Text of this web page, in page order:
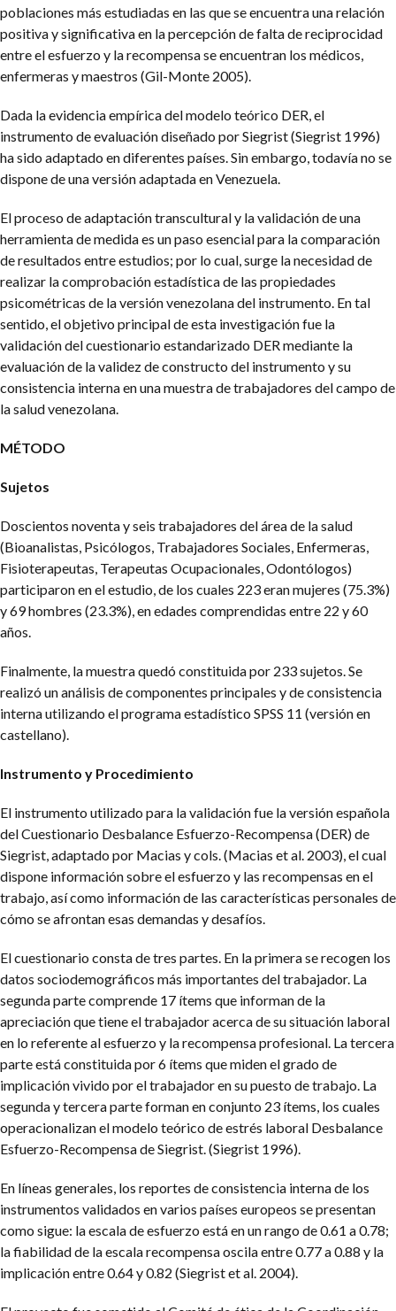
poblaciones más estudiadas en las que se encuentra una relación
positiva y significativa en la percepción de falta de reciprocidad
entre el esfuerzo y la recompensa se encuentran los médicos,
enfermeras y maestros (Gil-Monte 2005).
Dada la evidencia empírica del modelo teórico DER, el
instrumento de evaluación diseñado por Siegrist (Siegrist 1996)
ha sido adaptado en diferentes países. Sin embargo, todavía no se
dispone de una versión adaptada en Venezuela.
El proceso de adaptación transcultural y la validación de una
herramienta de medida es un paso esencial para la comparación
de resultados entre estudios; por lo cual, surge la necesidad de
realizar la comprobación estadística de las propiedades
psicométricas de la versión venezolana del instrumento. En tal
sentido, el objetivo principal de esta investigación fue la
validación del cuestionario estandarizado DER mediante la
evaluación de la validez de constructo del instrumento y su
consistencia interna en una muestra de trabajadores del campo de
la salud venezolana.
MÉTODO
Sujetos
Doscientos noventa y seis trabajadores del área de la salud
(Bioanalistas, Psicólogos, Trabajadores Sociales, Enfermeras,
Fisioterapeutas, Terapeutas Ocupacionales, Odontólogos)
participaron en el estudio, de los cuales 223 eran mujeres (75.3%)
y 69 hombres (23.3%), en edades comprendidas entre 22 y 60
años.
Finalmente, la muestra quedó constituida por 233 sujetos. Se
realizó un análisis de componentes principales y de consistencia
interna utilizando el programa estadístico SPSS 11 (versión en
castellano).
Instrumento y Procedimiento
El instrumento utilizado para la validación fue la versión española
del Cuestionario Desbalance Esfuerzo-Recompensa (DER) de
Siegrist, adaptado por Macias y cols. (Macias et al. 2003), el cual
dispone información sobre el esfuerzo y las recompensas en el
trabajo, así como información de las características personales de
cómo se afrontan esas demandas y desafíos.
El cuestionario consta de tres partes. En la primera se recogen los
datos sociodemográficos más importantes del trabajador. La
segunda parte comprende 17 ítems que informan de la
apreciación que tiene el trabajador acerca de su situación laboral
en lo referente al esfuerzo y la recompensa profesional. La tercera
parte está constituida por 6 ítems que miden el grado de
implicación vivido por el trabajador en su puesto de trabajo. La
segunda y tercera parte forman en conjunto 23 ítems, los cuales
operacionalizan el modelo teórico de estrés laboral Desbalance
Esfuerzo-Recompensa de Siegrist. (Siegrist 1996).
En líneas generales, los reportes de consistencia interna de los
instrumentos validados en varios países europeos se presentan
como sigue: la escala de esfuerzo está en un rango de 0.61 a 0.78;
la fiabilidad de la escala recompensa oscila entre 0.77 a 0.88 y la
implicación entre 0.64 y 0.82 (Siegrist et al. 2004).